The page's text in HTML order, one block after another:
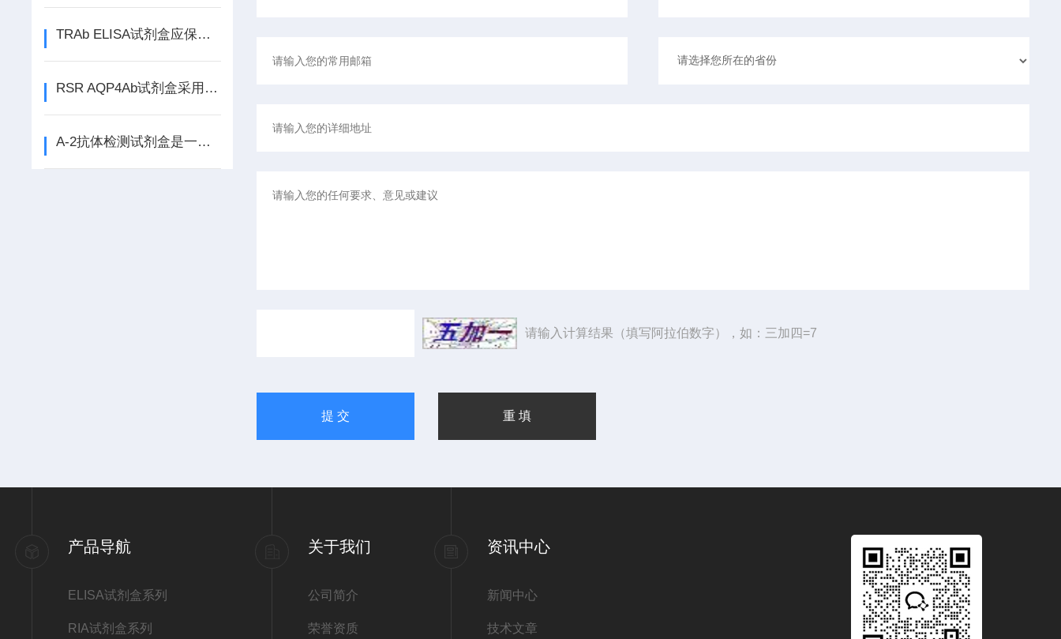
TRAb ELISA试剂盒应保存在2-8℃的环境中
RSR AQP4Ab试剂盒采用了双抗体夹心法ELISA技术
A-2抗体检测试剂盒是一种重要的临床检测工具
请输入计算结果（填写阿拉伯数字），如：三加四=7
产品导航
ELISA试剂盒系列
RIA试剂盒系列
关于我们
公司简介
荣誉资质
资讯中心
新闻中心
技术文章